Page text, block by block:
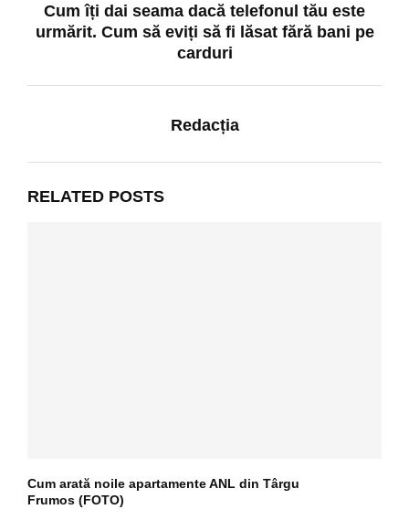
Cum îți dai seama dacă telefonul tău este
urmărit. Cum să eviți să fi lăsat fără bani pe
carduri
Redacția
RELATED POSTS
Cum arată noile apartamente ANL din Târgu
Frumos (FOTO)